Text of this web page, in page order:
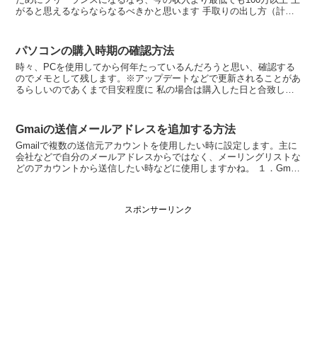
がると思えるならならなるべきかと思います 手取りの出し方（計算
パソコンの購入時期の確認方法
時々、PCを使用してから何年たっているんだろうと思い、確認する
のでメモとして残します。※アップデートなどで更新されることがあ
るらしいのであくまで目安程度に 私の場合は購入した日と合致して
Gmaiの送信メールアドレスを追加する方法
Gmailで複数の送信元アカウントを使用したい時に設定します。主に
会社などで自分のメールアドレスからではなく、メーリングリストな
どのアカウントから送信したい時などに使用しますかね。 １．Gmai
スポンサーリンク